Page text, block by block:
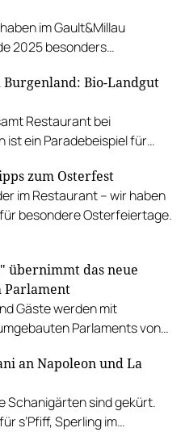
im Gault&Millau
2025 besonders
Bio-Landgut
Restaurant bei
ist ein Paradebeispiel für
zum Osterfest
im Restaurant – wir haben
besondere Osterfeiertage.
übernimmt das neue
Parlament
Gäste werden mit
Parlaments von
an Napoleon und La
Schanigärten sind gekürt.
s’Pfiff, Sperling im